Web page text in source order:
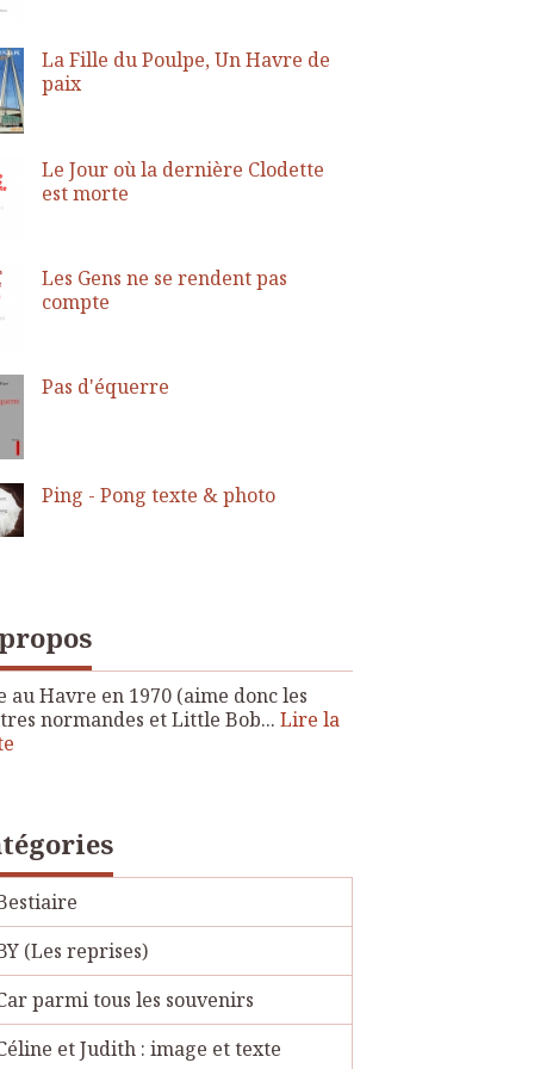
La Fille du Poulpe, Un Havre de
paix
Le Jour où la dernière Clodette
est morte
Les Gens ne se rendent pas
compte
Pas d'équerre
Ping - Pong texte & photo
au Havre en 1970 (aime donc les
normandes et Little Bob... Lire la
(Les reprises)
parmi tous les souvenirs
et Judith : image et texte